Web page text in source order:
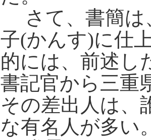
さて、書簡は
子(かんす)に仕
的には、前述し
書記官から三重
その差出人は、
な有名人が多い